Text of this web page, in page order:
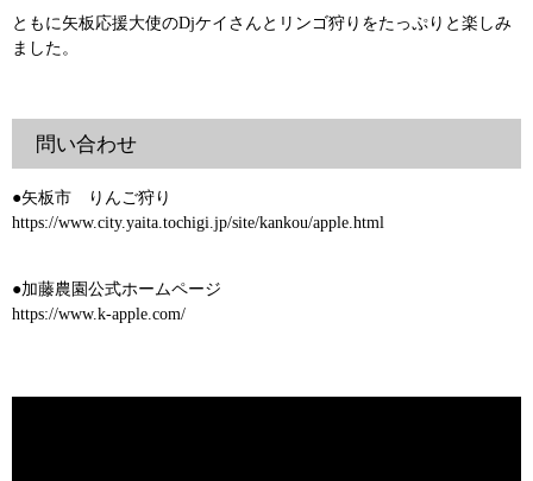
ともに矢板応援大使のDjケイさんとリンゴ狩りをたっぷりと楽しみ
ました。
問い合わせ
●矢板市 りんご狩り
https://www.city.yaita.tochigi.jp/site/kankou/apple.html
●加藤農園公式ホームページ
https://www.k-apple.com/